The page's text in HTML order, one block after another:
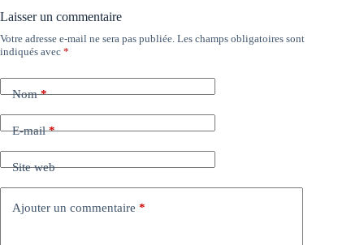
Laisser un commentaire
Votre adresse e-mail ne sera pas publiée. Les champs obligatoires sont
indiqués avec *
Nom*
E-mail*
Site web
Ajouter un commentaire *